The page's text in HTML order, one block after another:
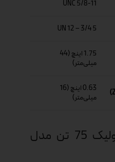
5/8-11 UNC
5 3/4 – 12 UN
1.75 اینچ (44
میلی‌متر)
0.63 اینچ (16
میلی‌متر)
خرید جک هیدرولیک 75 تن مدل